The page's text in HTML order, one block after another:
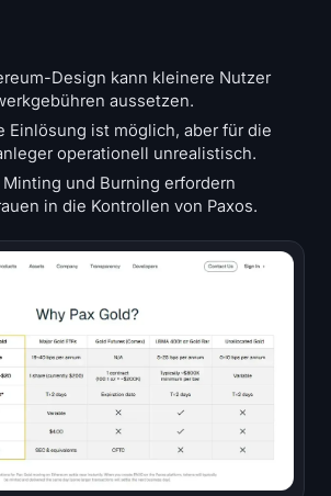
Design kann kleinere Nutzer
aussetzen.
Einlösung ist möglich, aber für die
operationell unrealistisch.
und Burning erfordern
in die Kontrollen von Paxos.